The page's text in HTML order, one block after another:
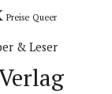
Preise Queer
& Leser